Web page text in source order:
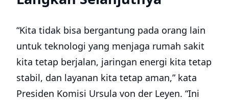
“Kita tidak bisa bergantung pada orang lain
untuk teknologi yang menjaga rumah sakit
kita tetap berjalan, jaringan energi kita tetap
stabil, dan layanan kita tetap aman,” kata
Presiden Komisi Ursula von der Leyen. “Ini